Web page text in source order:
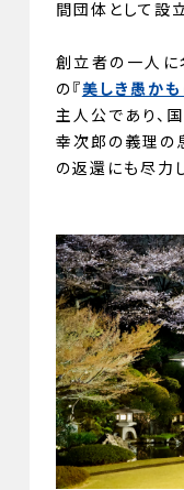
間団体として設
創立者の一人に
の『美しき愚か
主人公であり、
幸次郎の義理の
の返還にも尽力